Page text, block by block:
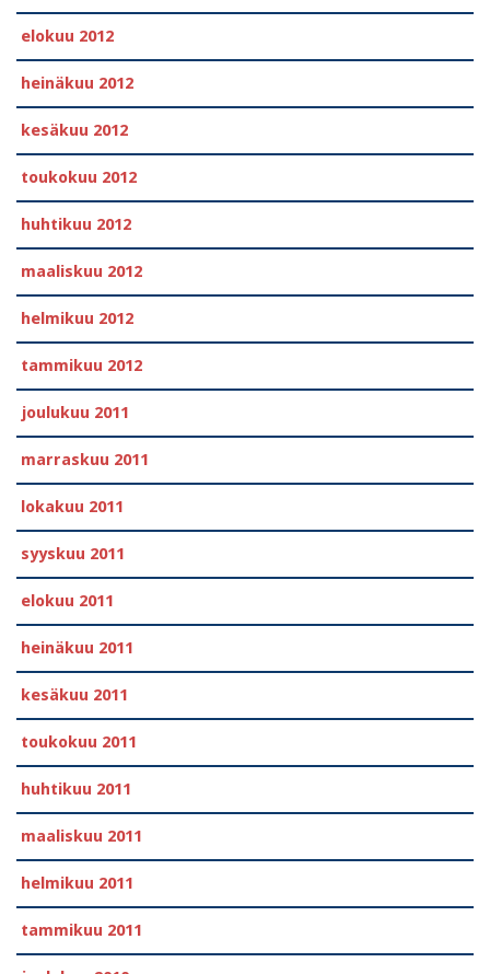
elokuu 2012
heinäkuu 2012
kesäkuu 2012
toukokuu 2012
huhtikuu 2012
maaliskuu 2012
helmikuu 2012
tammikuu 2012
joulukuu 2011
marraskuu 2011
lokakuu 2011
syyskuu 2011
elokuu 2011
heinäkuu 2011
kesäkuu 2011
toukokuu 2011
huhtikuu 2011
maaliskuu 2011
helmikuu 2011
tammikuu 2011